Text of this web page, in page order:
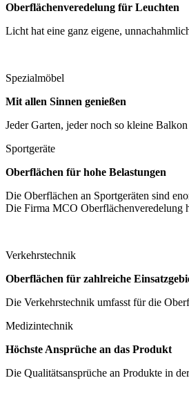
Oberflächenveredelung für Leuchten
Licht hat eine ganz eigene,
Spezialmöbel
Mit allen Sinnen genießen
Jeder Garten, jeder noch so kleine
Sportgeräte
Oberflächen für hohe Belastungen
Die Oberflächen an Sportgeräten sind
Die Firma MCO Oberflächenveredelung
Verkehrstechnik
Oberflächen für zahlreiche
Die Verkehrstechnik umfasst für die
Medizintechnik
Höchste Ansprüche an das Produkt
Die Qualitätsansprüche an Produkte in